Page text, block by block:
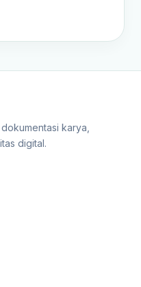
karya,
digital.